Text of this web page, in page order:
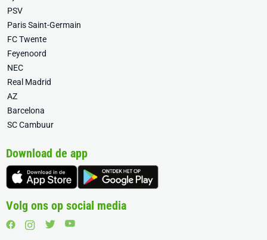
PSV
Paris Saint-Germain
FC Twente
Feyenoord
NEC
Real Madrid
AZ
Barcelona
SC Cambuur
Download de app
Volg ons op social media